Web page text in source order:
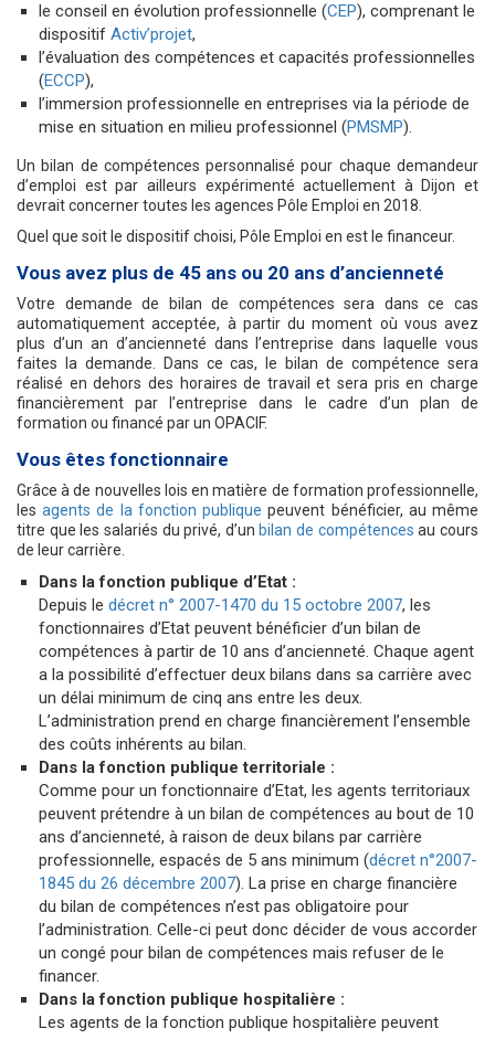
le conseil en évolution professionnelle (CEP), comprenant le
dispositif Activ’projet,
l’évaluation des compétences et capacités professionnelles
(ECCP),
l’immersion professionnelle en entreprises via la période de
mise en situation en milieu professionnel (PMSMP).
Un bilan de compétences personnalisé pour chaque demandeur
d’emploi est par ailleurs expérimenté actuellement à Dijon et
devrait concerner toutes les agences Pôle Emploi en 2018.
Quel que soit le dispositif choisi, Pôle Emploi en est le financeur.
Vous avez plus de 45 ans ou 20 ans d’ancienneté
Votre demande de bilan de compétences sera dans ce cas
automatiquement acceptée, à partir du moment où vous avez
plus d’un an d’ancienneté dans l’entreprise dans laquelle vous
faites la demande. Dans ce cas, le bilan de compétence sera
réalisé en dehors des horaires de travail et sera pris en charge
financièrement par l’entreprise dans le cadre d’un plan de
formation ou financé par un OPACIF.
Vous êtes fonctionnaire
Grâce à de nouvelles lois en matière de formation professionnelle,
lesagents de la fonction publique peuvent bénéficier, au même
titre que les salariés du privé, d’un bilan de compétences au cours
de leur carrière.
Dans la fonction publique d’Etat :
Depuis le décret n° 2007-1470 du 15 octobre 2007, les
fonctionnaires d’Etat peuvent bénéficier d’un bilan de
compétences à partir de 10 ans d’ancienneté. Chaque agent
a la possibilité d’effectuer deux bilans dans sa carrière avec
un délai minimum de cinq ans entre les deux.
L’administration prend en charge financièrement l’ensemble
des coûts inhérents au bilan.
Dans la fonction publique territoriale :
Comme pour un fonctionnaire d’Etat, les agents territoriaux
peuvent prétendre à un bilan de compétences au bout de 10
ans d’ancienneté, à raison de deux bilans par carrière
professionnelle, espacés de 5 ans minimum (décret n°2007-
1845 du 26 décembre 2007). La prise en charge financière
du bilan de compétences n’est pas obligatoire pour
l’administration. Celle-ci peut donc décider de vous accorder
un congé pour bilan de compétences mais refuser de le
financer.
Dans la fonction publique hospitalière :
Les agents de la fonction publique hospitalière peuvent